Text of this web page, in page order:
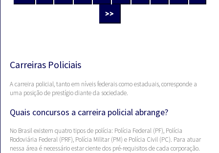
>>
Carreiras Policiais
A carreira policial, tanto em níveis federais como estaduais, corresponde a
uma posição de prestígio diante da sociedade.
Quais concursos a carreira policial abrange?
No Brasil existem quatro tipos de polícia: Polícia Federal (PF), Polícia
Rodoviária Federal (PRF), Polícia Militar (PM) e Polícia Civil (PC). Para atuar
nessa área é necessário estar ciente dos pré-requisitos de cada corporação.